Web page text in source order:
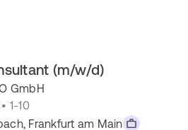
(m/w/d)
GmbH
1-10
Frankfurt am Main